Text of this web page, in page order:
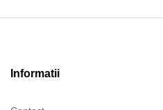
Informatii